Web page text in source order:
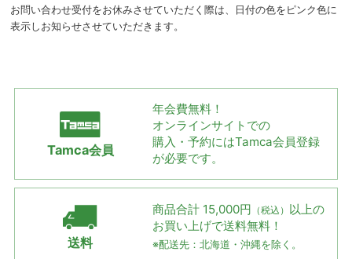
お問い合わせ受付をお休みさせていただく際は、日付の色をピンク色に
表示しお知らせさせていただきます。
Tamca会員
年会費無料！
オンラインサイトでの
購入・予約にはTamca会員登録
が必要です。
送料
商品合計 15,000円 （税込） 以上の
お買い上げで送料無料！
※配送先：北海道・沖縄を除く。